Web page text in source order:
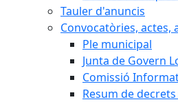
Tauler d'anuncis
Convocatòries, actes,
Ple municipal
Junta de Govern
Comissió
Resum de